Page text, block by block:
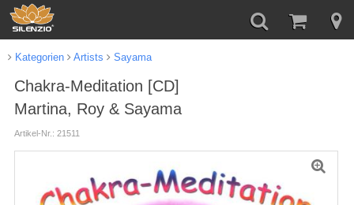
Kategorien Artists Sayama
Chakra-Meditation [CD]
Martina, Roy & Sayama
Artikel-Nr.: 21511